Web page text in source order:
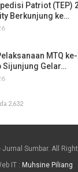
Patriot (TEP)
Berkunjung ke…
MTQ
Sijunjung Gelar…
2,632
Sumbar. All
IT : Muhsine Piliang